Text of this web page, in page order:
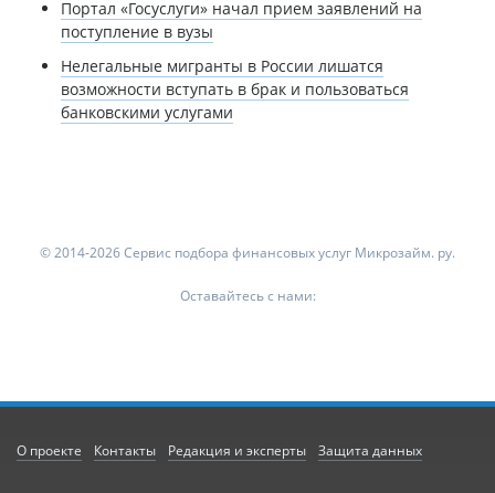
Портал «Госуслуги» начал прием заявлений на
поступление в вузы
Нелегальные мигранты в России лишатся
возможности вступать в брак и пользоваться
банковскими услугами
© 2014-2026 Сервис подбора финансовых услуг Микрозайм. ру.
Оставайтесь с нами:
О проекте Контакты Редакция и эксперты Защита данных